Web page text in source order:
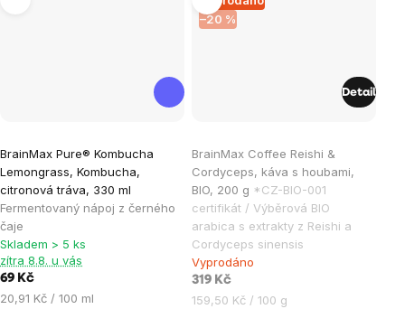
BrainMax Pure® Kombucha
Lemongrass, Kombucha,
citronová tráva, 330 ml
Fermentovaný nápoj z černého
čaje
hodnocení
produktu
je
5,0
z
5
hvězdiček.
Skladem > 5 ks
zítra 8.8. u vás
69 Kč
Měrná
20,91 Kč / 100 ml
–20 %
BrainMax Coffee Reishi &
Cordyceps, káva s houbami,
BIO, 200 g *CZ-BIO-001
certifikát / Výběrová BIO
arabica s extrakty z Reishi a
Cordyceps sinensis
hodnocení
produktu
je
5,0
z
5
hvězdiček.
Vyprodáno
319 Kč
Měrná
159,50 Kč / 100 g
Detail